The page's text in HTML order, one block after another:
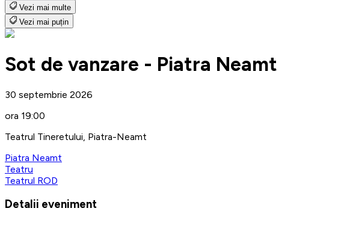
Vezi mai multe
Vezi mai puțin
Sot de vanzare - Piatra Neamt
30 septembrie 2026
ora 19:00
Teatrul Tineretului, Piatra-Neamt
Piatra Neamt
Teatru
Teatrul ROD
Detalii eveniment